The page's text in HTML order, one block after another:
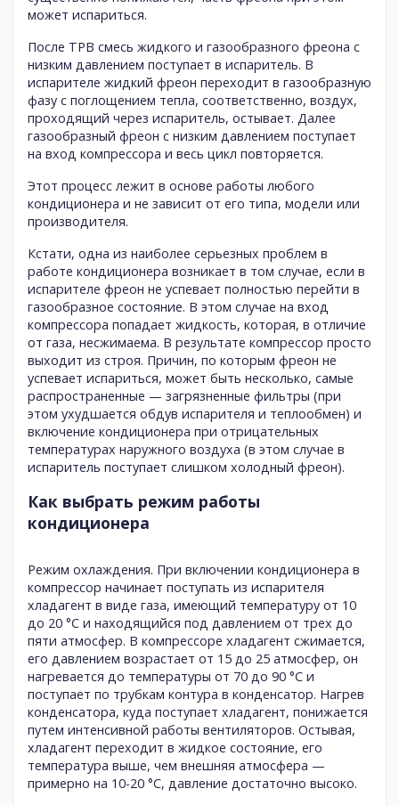
может испариться.
После ТРВ смесь жидкого и газообразного фреона с
низким давлением поступает в испаритель. В
испарителе жидкий фреон переходит в газообразную
фазу с поглощением тепла, соответственно, воздух,
проходящий через испаритель, остывает. Далее
газообразный фреон с низким давлением поступает
на вход компрессора и весь цикл повторяется.
Этот процесс лежит в основе работы любого
кондиционера и не зависит от его типа, модели или
производителя.
Кстати, одна из наиболее серьезных проблем в
работе кондиционера возникает в том случае, если в
испарителе фреон не успевает полностью перейти в
газообразное состояние. В этом случае на вход
компрессора попадает жидкость, которая, в отличие
от газа, несжимаема. В результате компрессор просто
выходит из строя. Причин, по которым фреон не
успевает испариться, может быть несколько, самые
распространенные — загрязненные фильтры (при
этом ухудшается обдув испарителя и теплообмен) и
включение кондиционера при отрицательных
температурах наружного воздуха (в этом случае в
испаритель поступает слишком холодный фреон).
Как выбрать режим работы
кондиционера
Режим охлаждения. При включении кондиционера в
компрессор начинает поступать из испарителя
хладагент в виде газа, имеющий температуру от 10
до 20 °C и находящийся под давлением от трех до
пяти атмосфер. В компрессоре хладагент сжимается,
его давлением возрастает от 15 до 25 атмосфер, он
нагревается до температуры от 70 до 90 °C и
поступает по трубкам контура в конденсатор. Нагрев
конденсатора, куда поступает хладагент, понижается
путем интенсивной работы вентиляторов. Остывая,
хладагент переходит в жидкое состояние, его
температура выше, чем внешняя атмосфера —
примерно на 10-20 °C, давление достаточно высоко.